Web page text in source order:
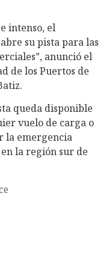
intenso, el
su pista para las
anunció el
de los Puertos de
queda disponible
vuelo de carga o
la emergencia
la región sur de